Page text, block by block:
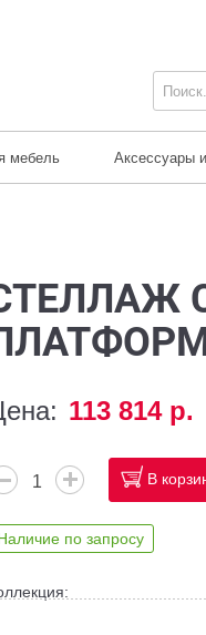
мебель Аксессуары
113 814 р.
В
по запросу